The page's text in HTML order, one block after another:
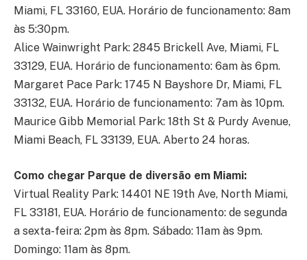
Miami, FL 33160, EUA. Horário de funcionamento: 8am
às 5:30pm.
Alice Wainwright Park: 2845 Brickell Ave, Miami, FL
33129, EUA. Horário de funcionamento: 6am às 6pm.
Margaret Pace Park: 1745 N Bayshore Dr, Miami, FL
33132, EUA. Horário de funcionamento: 7am às 10pm.
Maurice Gibb Memorial Park: 18th St & Purdy Avenue,
Miami Beach, FL 33139, EUA. Aberto 24 horas.
Como chegar Parque de diversão em Miami:
Virtual Reality Park: 14401 NE 19th Ave, North Miami,
FL 33181, EUA. Horário de funcionamento: de segunda
a sexta-feira: 2pm às 8pm. Sábado: 11am às 9pm.
Domingo: 11am às 8pm.